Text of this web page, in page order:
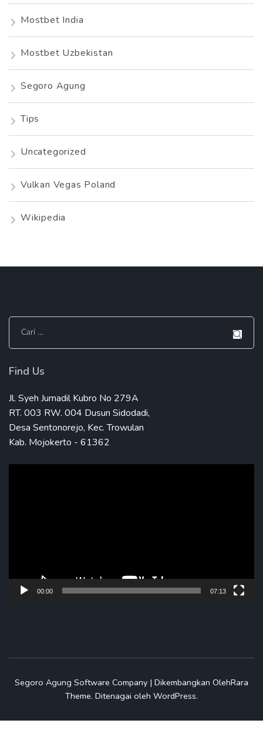
Mostbet India
Mostbet Uzbekistan
Segoro Agung
Tips
Uncategorized
Vulkan Vegas Poland
Wikipedia
Cari
untuk:
Find Us
Jl. Syeh Jumadil Kubro No 279A
RT. 003 RW. 004 Dusun Sidodadi,
Desa Sentonorejo, Kec. Trowulan
Kab. Mojokerto - 61362
00:00 07:13
Segoro Agung Software Company | Dikembangkan OlehRara
Theme. Ditenagai oleh WordPress.